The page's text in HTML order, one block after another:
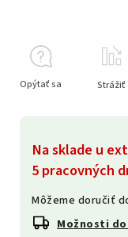
Na sklade u
5 pracovných
Môžeme doručiť
Možnosti
Opýtať sa Strážiť